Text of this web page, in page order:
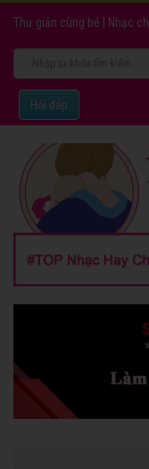
Thư giản cùng bé Nhạc
Hỏi đáp